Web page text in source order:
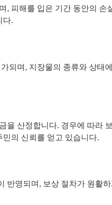
, 피해를 입은 기간 동안의 손
다.
되며, 지장물의 종류와 상태
을 산정합니다. 경우에 따라
의 신뢰를 얻고 있습니다.
반영되며, 보상 절차가 원활